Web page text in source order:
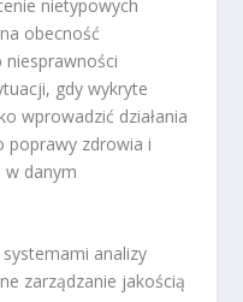
nietypowych
obecność
niesprawności
gdy wykryte
wprowadzić działania
poprawy zdrowia i
danym
analizy
zarządzanie jakością